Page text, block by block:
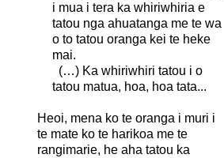
i mua i tera ka whiriwhiria e
tatou nga ahuatanga me te wa
o to tatou oranga kei te heke
mai.
(…) Ka whiriwhiri tatou i o
tatou matua, hoa, hoa tata...
Heoi, mena ko te oranga i muri i
te mate ko te harikoa me te
rangimarie, he aha tatou ka